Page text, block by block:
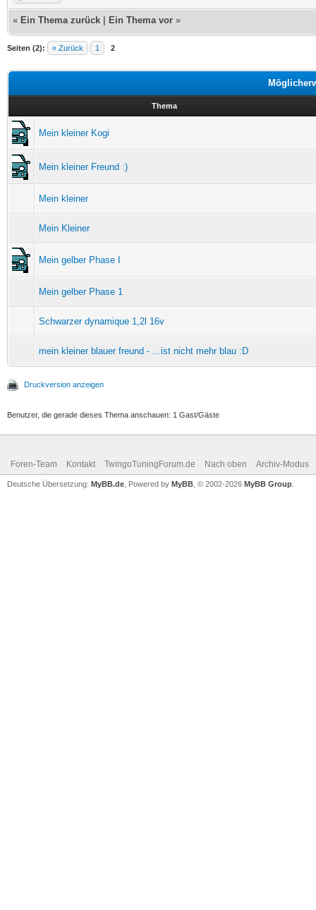
« Ein Thema zurück Ein Thema vor »
Seiten (2): « Zurück 1 2
Thema
Mein kleiner Kogi
Mein kleiner Freund :)
Mein kleiner
Mein Kleiner
Mein gelber Phase I
Mein gelber Phase 1
Schwarzer dynamique 1,2l 16v
mein kleiner blauer freund - ...ist nicht mehr blau :D
Druckversion anzeigen
Benutzer, die gerade dieses Thema anschauen: 1 Gast/Gäste
Foren-Team Kontakt TwingoTuningForum.de Nach oben Archiv-Modus
Deutsche Übersetzung: MyBB.de , Powered by MyBB , © 2002-2026 MyBB Group